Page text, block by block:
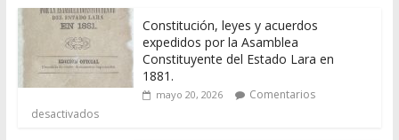
Constitución, leyes y acuerdos
expedidos por la Asamblea
Constituyente del Estado Lara en
1881.
mayo 20, 2026
Comentarios
desactivados